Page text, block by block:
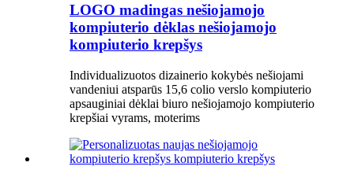
LOGO madingas nešiojamojo
kompiuterio dėklas nešiojamojo
kompiuterio krepšys
Individualizuotos dizainerio kokybės nešiojami
vandeniui atsparūs 15,6 colio verslo kompiuterio
apsauginiai dėklai biuro nešiojamojo kompiuterio
krepšiai vyrams, moterims